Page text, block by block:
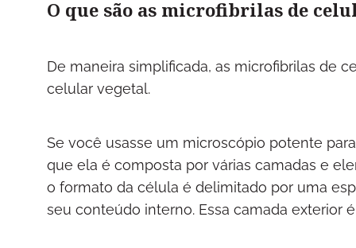
O que são as microfibrilas de
De maneira simplificada, as microfibrilas de
celular vegetal.
Se você usasse um microscópio potente
que ela é composta por várias camadas e
o formato da célula é delimitado por uma
seu conteúdo interno. Essa camada exterior